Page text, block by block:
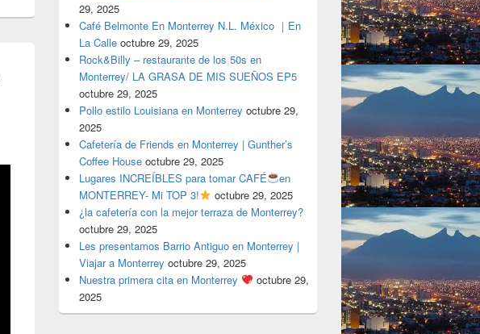
29, 2025
Café Belmonte En Monterrey N.L. México ｜En
La Calle octubre 29, 2025
Rock&Billy – restaurante de los 50s en
Monterrey/ LA GRASA DE MIS SUEÑOS EP5
octubre 29, 2025
Pollo estilo Louisiana en Monterrey octubre 29,
2025
Cafetería de Friends en Monterrey | Gunther’s
Coffee House octubre 29, 2025
Lugares INCREÍBLES para tomar CAFÉ
en
MONTERREY- Mi TOP 3!
octubre 29, 2025
¿la cafetería con la mejor terraza de Monterrey?
octubre 29, 2025
Les presentamos Barrio Antiguo en Monterrey |
Viajar a Monterrey octubre 29, 2025
Nuestra primera cita en Monterrey
octubre 29,
2025